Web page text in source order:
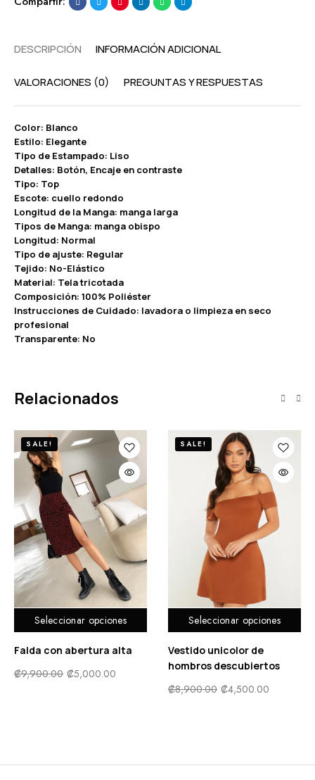
DESCRIPCIÓN INFORMACIÓN ADICIONAL
VALORACIONES (0) PREGUNTAS Y RESPUESTAS
Color: Blanco
Estilo: Elegante
Tipo de Estampado: Liso
Detalles: Botón, Encaje en contraste
Tipo: Top
Escote: cuello redondo
Longitud de la Manga: manga larga
Tipos de Manga: manga obispo
Longitud: Normal
Tipo de ajuste: Regular
Tejido: No-Elástico
Material: Tela tricotada
Composición: 100% Poliéster
Instrucciones de Cuidado: lavadora o limpieza en seco
profesional
Transparente: No
Relacionados
Seleccionar opciones
SALE!
Falda con abertura alta
₡9,900.00 ₡5,000.00
Seleccionar opciones
SALE!
Vestido unicolor de
hombros descubiertos
₡8,900.00 ₡4,500.00